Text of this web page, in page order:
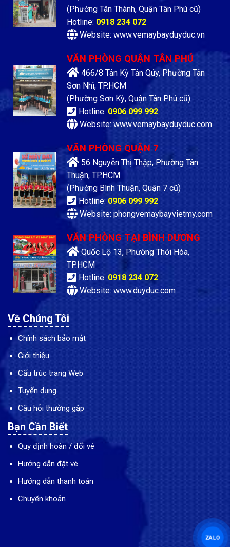
(Phường Tân Thành, Quận Tân Phú cũ)
Hotline: 0918 234 072
Website: www.vemaybayduyduc.vn
VĂN PHÒNG QUẬN TÂN PHÚ
466/8 Tân Kỳ Tân Qúy, Phường Tân
Sơn Nhì, TP.HCM
(Phường Sơn Kỳ, Quận Tân Phú cũ)
Hotline: 0906 099 992
Website: www.vemaybayduyduc.com
VĂN PHÒNG QUẬN 7
56 Nguyễn Thị Thập, Phường Tân
Thuận, TP.HCM
(Phường Bình Thuận, Quận 7 cũ)
Hotline: 0906 099 992
Website: phongvemaybayvietmy.com
VĂN PHÒNG TẠI BÌNH DƯƠNG
Quốc Lộ 13, Phường Thới Hòa,
TP.HCM
Hotline: 0918 234 072
Website: www.duyduc.com
Về Chúng Tôi
Chính sách bảo mật
Giới thiệu
Cấu trúc trang Web
Tuyển dụng
Câu hỏi thường gặp
Bạn Cần Biết
Quy định hoàn / đổi vé
Hướng dẫn đặt vé
Hướng dẫn thanh toán
Chuyển khoản
ZALO